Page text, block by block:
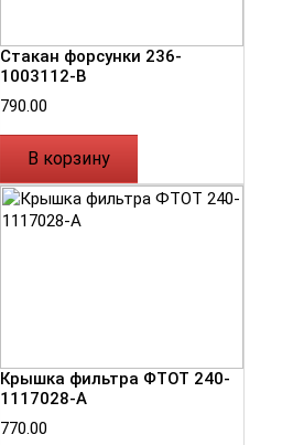
Стакан форсунки 236-
1003112-В
790.00
В корзину
Крышка фильтра ФТОТ 240-
1117028-А
770.00